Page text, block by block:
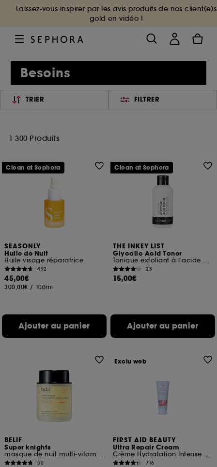
Laissez-vous inspirer par les avis produits de nos client(e)s
gold en vidéo !
Besoins
TRIER FILTRER
1 300 Produits
SEASONLY
Huile de Nuit
Huile visage réparatrice
492
45,00€
300,00€ / 100ml
Ajouter au panier
Clean at Sephora
THE INKEY LIST
Glycolic Acid Toner
Tonique exfoliant à l'acide glycolique
23
15,00€
Ajouter au panier
Clean at Sephora
BELIF
Super knights
masque de nuit multi-vitaminé
50
FIRST AID BEAUTY
Ultra Repair Cream
Crème Hydratation Intense pour le visage et le corps
716
Exclu web